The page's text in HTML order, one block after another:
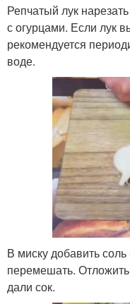
Репчатый лук
с огурцами. Если лук
рекомендуется
воде.
В миску добавить
перемешать.
дали сок.